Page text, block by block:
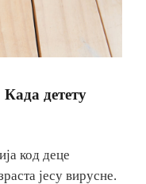
детету
код деце
јесу вирусне.